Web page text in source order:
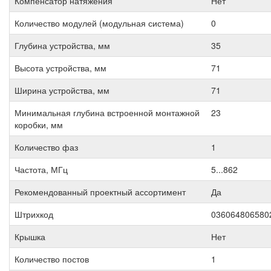
Количество модулей (модульная система)
0
Глубина устройства, мм
35
Высота устройства, мм
71
Ширина устройства, мм
71
Минимальная глубина встроенной монтажной
коробки, мм
23
Количество фаз
1
Частота, МГц
5...862
Рекомендованный проектный ассортимент
Да
Штрихкод
Крышка
Нет
Количество постов
1